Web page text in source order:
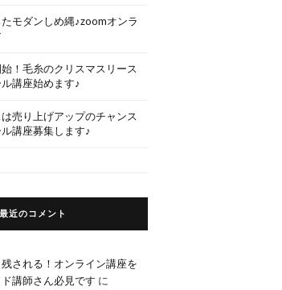
モダンしめ縄♪zoomオンラ
！毛糸のクリスマスリース
講座始めます♪
売り上げアップのチャンス
講座募集します♪
最近のコメント
される！オンライン講座を
講師さん必見です に